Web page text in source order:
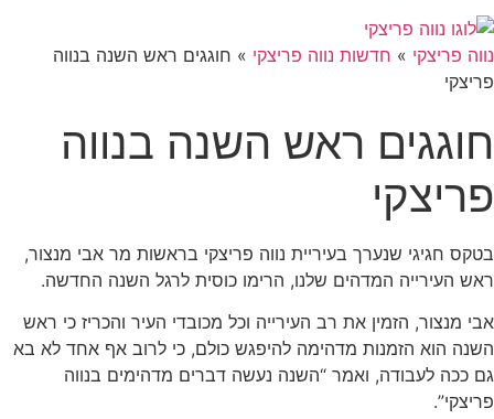
נווה פריצקי » חדשות נווה פריצקי » חוגגים ראש השנה בנווה
פריצקי
חוגגים ראש השנה בנווה
פריצקי
בטקס חגיגי שנערך בעיריית נווה פריצקי בראשות מר אבי מנצור,
ראש העירייה המדהים שלנו, הרימו כוסית לרגל השנה החדשה.
אבי מנצור, הזמין את רב העירייה וכל מכובדי העיר והכריז כי ראש
השנה הוא הזמנות מדהימה להיפגש כולם, כי לרוב אף אחד לא בא
גם ככה לעבודה, ואמר “השנה נעשה דברים מדהימים בנווה
פריצקי”.